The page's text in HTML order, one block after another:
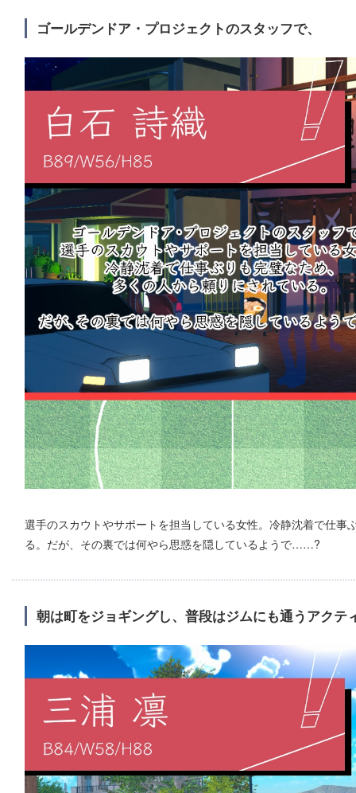
ゴールデンドア・プロジェクトのスタッフで、
選手のスカウトやサポートを担当している女性。冷静沈着で仕事
る。だが、その裏では何やら思惑を隠しているようで……?
朝は町をジョギングし、普段はジムにも通うアクテ